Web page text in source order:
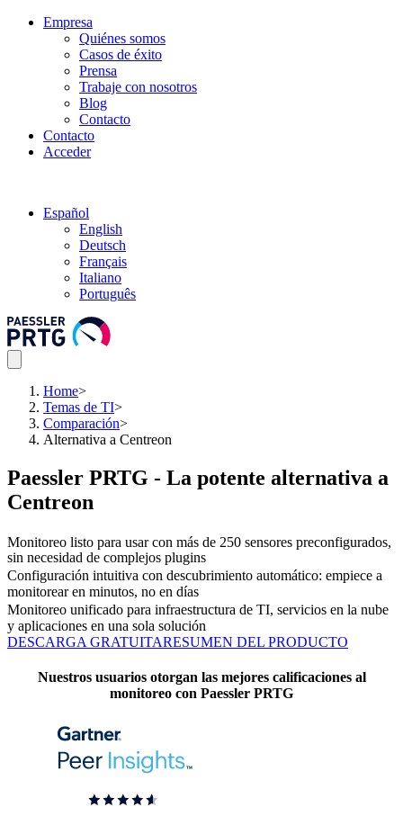
Empresa
Quiénes somos
Casos de éxito
Prensa
Trabaje con nosotros
Blog
Contacto
Contacto
Acceder
Español
English
Deutsch
Français
Italiano
Português
Home>
Temas de TI>
Comparación>
Alternativa a Centreon
Paessler PRTG - La potente alternativa a
Centreon
Monitoreo listo para usar con más de 250 sensores preconfigurados,
sin necesidad de complejos plugins
Configuración intuitiva con descubrimiento automático: empiece a
monitorear en minutos, no en días
Monitoreo unificado para infraestructura de TI, servicios en la nube
y aplicaciones en una sola solución
DESCARGA GRATUITARESUMEN DEL PRODUCTO
Nuestros usuarios otorgan las mejores calificaciones al
monitoreo con Paessler PRTG